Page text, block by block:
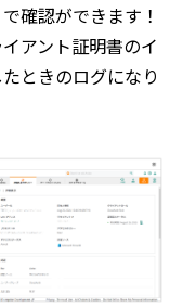
確認ができます！
アント証明書のイ
ときのログになり